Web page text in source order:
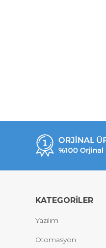
KATEGORİLER
Yazılım
Otomasyon